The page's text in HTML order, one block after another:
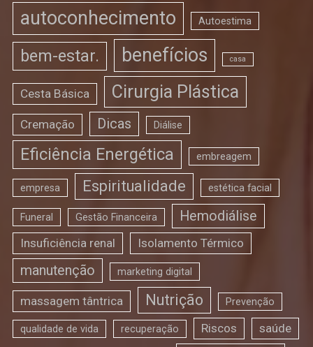
autoconhecimento Autoestima
bem-estar. benefícios casa
Cesta Básica Cirurgia Plástica
Cremação Dicas Diálise
Eficiência Energética embreagem
empresa Espiritualidade estética facial
Funeral Gestão Financeira Hemodiálise
Insuficiência renal Isolamento Térmico
manutenção marketing digital
massagem tântrica Nutrição Prevenção
qualidade de vida recuperação Riscos saúde